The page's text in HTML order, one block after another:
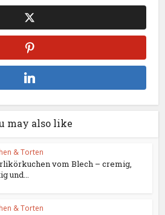
may also like
& Torten
vom Blech – cremig,
und...
& Torten